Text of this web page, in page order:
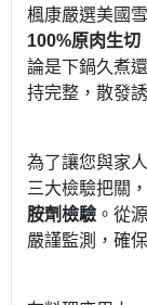
楓康嚴選美國
100%原肉生切
論是下鍋久煮
持完整，散發
為了讓您與家
三大檢驗把關
胺劑檢驗 。從
嚴謹監測，確